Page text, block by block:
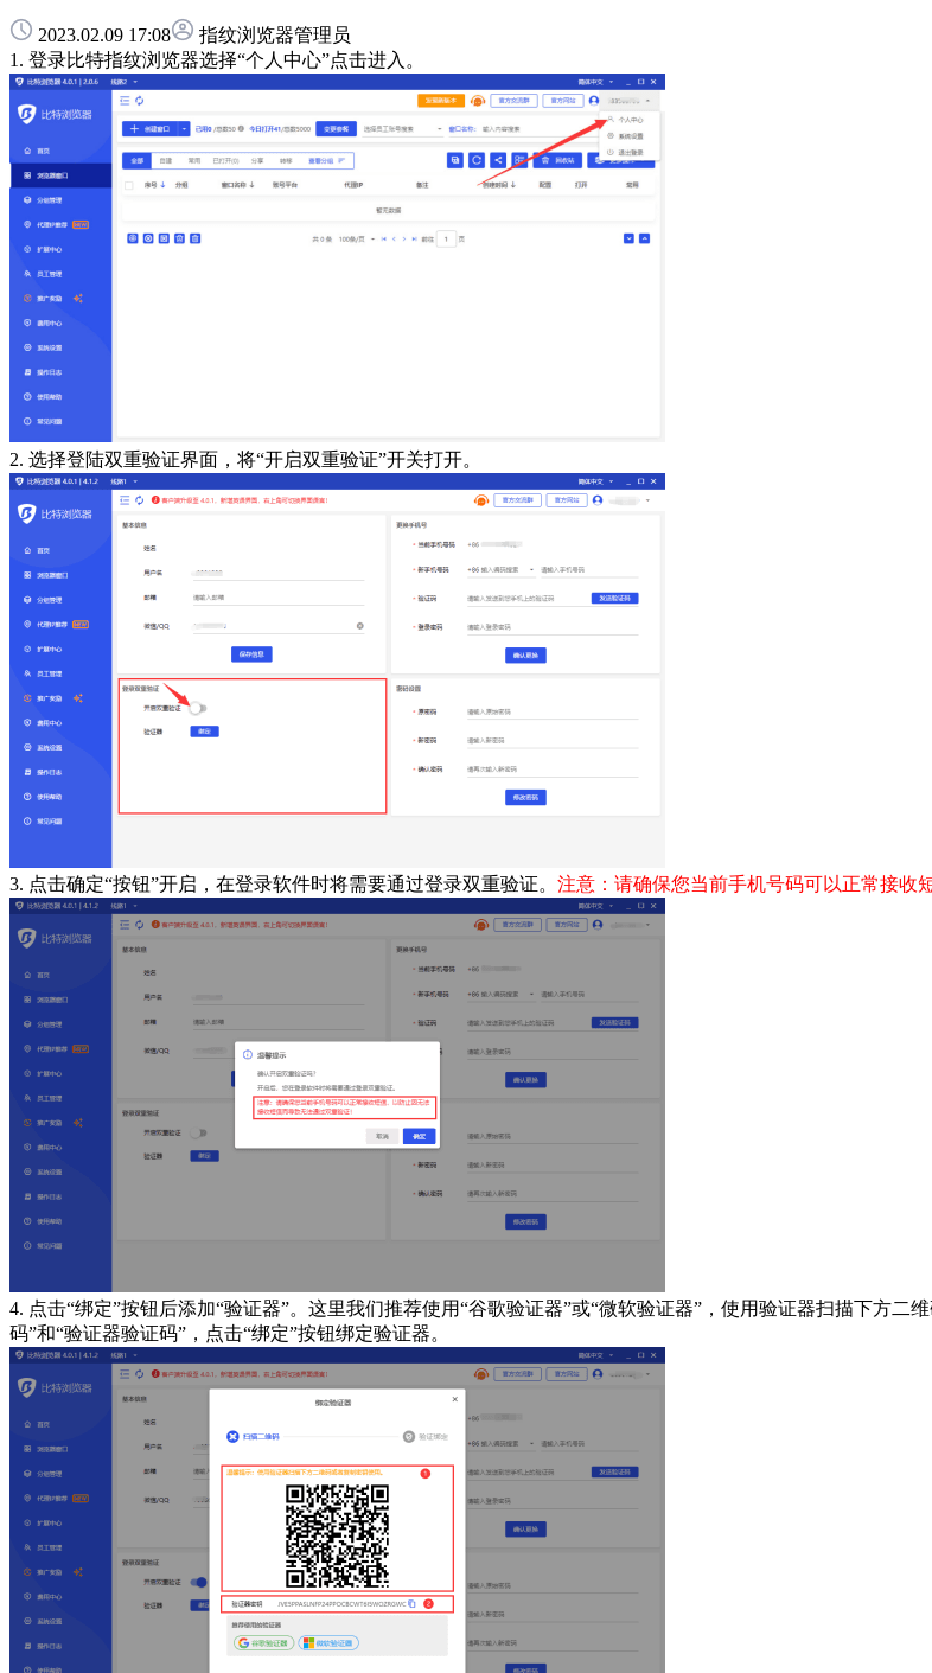
2023.02.09 17:08
指纹浏览器管理员
1. 登录比特指纹浏览器选择“个人中心”点击进入。
2. 选择登陆双重验证界面，将“开启双重验证”开关打开。
3. 点击确定“按钮”开启，在登录软件时将需要通过登录双重验证。 注意：请确保您当前手机号码可以正常接收
4. 点击“绑定”按钮后添加“验证器”。这里我们推荐使用“谷歌验证器”或“微软验证器”，使用验证器扫描下方
码”和“验证器验证码”，点击“绑定”按钮绑定验证器。